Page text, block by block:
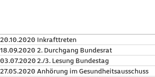
20.10.2020 Inkrafttreten
18.09.2020 2. Durchgang Bundesrat
03.07.20202./3. Lesung Bundestag
27.05.2020 Anhörung im Gesundheitsausschuss